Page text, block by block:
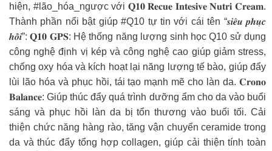
hiện, #lão_hóa_ngược với 𝐐𝟏𝟎 𝐑𝐞𝐜𝐮𝐞 𝐈𝐧𝐭𝐞𝐬𝐢𝐯𝐞 𝐍𝐮𝐭𝐫𝐢 𝐂𝐫𝐞𝐚𝐦.
Thành phần nổi bật giúp #Q10 tự tin với cái tên “𝒔𝒊𝒆̂𝒖 𝒑𝒉𝒖̣𝒄
𝒉𝒐̂̀𝒊”: 𝐐𝟏𝟎 𝐆𝐏𝐒: Hệ thống năng lượng sinh học Q10 sử dụng
công nghệ định vị kép và công nghệ cao giúp giảm stress,
chống oxy hóa và kích hoạt lại năng lượng tế bào, giúp đẩy
lùi lão hóa và phục hồi, tái tạo mạnh mẽ cho làn da. 𝐂𝐫𝐨𝐧𝐨
𝐁𝐚𝐥𝐚𝐧𝐜𝐞: Giúp thúc đẩy quá trình dưỡng ẩm cho da vào buổi
sáng và phục hồi làn da bị tổn thương vào buổi tối. Cải
thiện chức năng hàng rào, tăng vận chuyển ceramide trong
da và thúc đẩy tổng hợp collagen, giúp cải thiện tính toàn